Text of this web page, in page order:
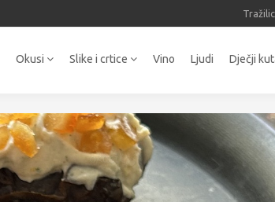
Okusi Slike i crtice Vino Ljudi Dječji